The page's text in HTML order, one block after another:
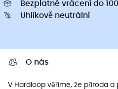
Bezplatné vrácení do
Uhlíkově neutrální
O nás
V Hardloop věříme, že příroda